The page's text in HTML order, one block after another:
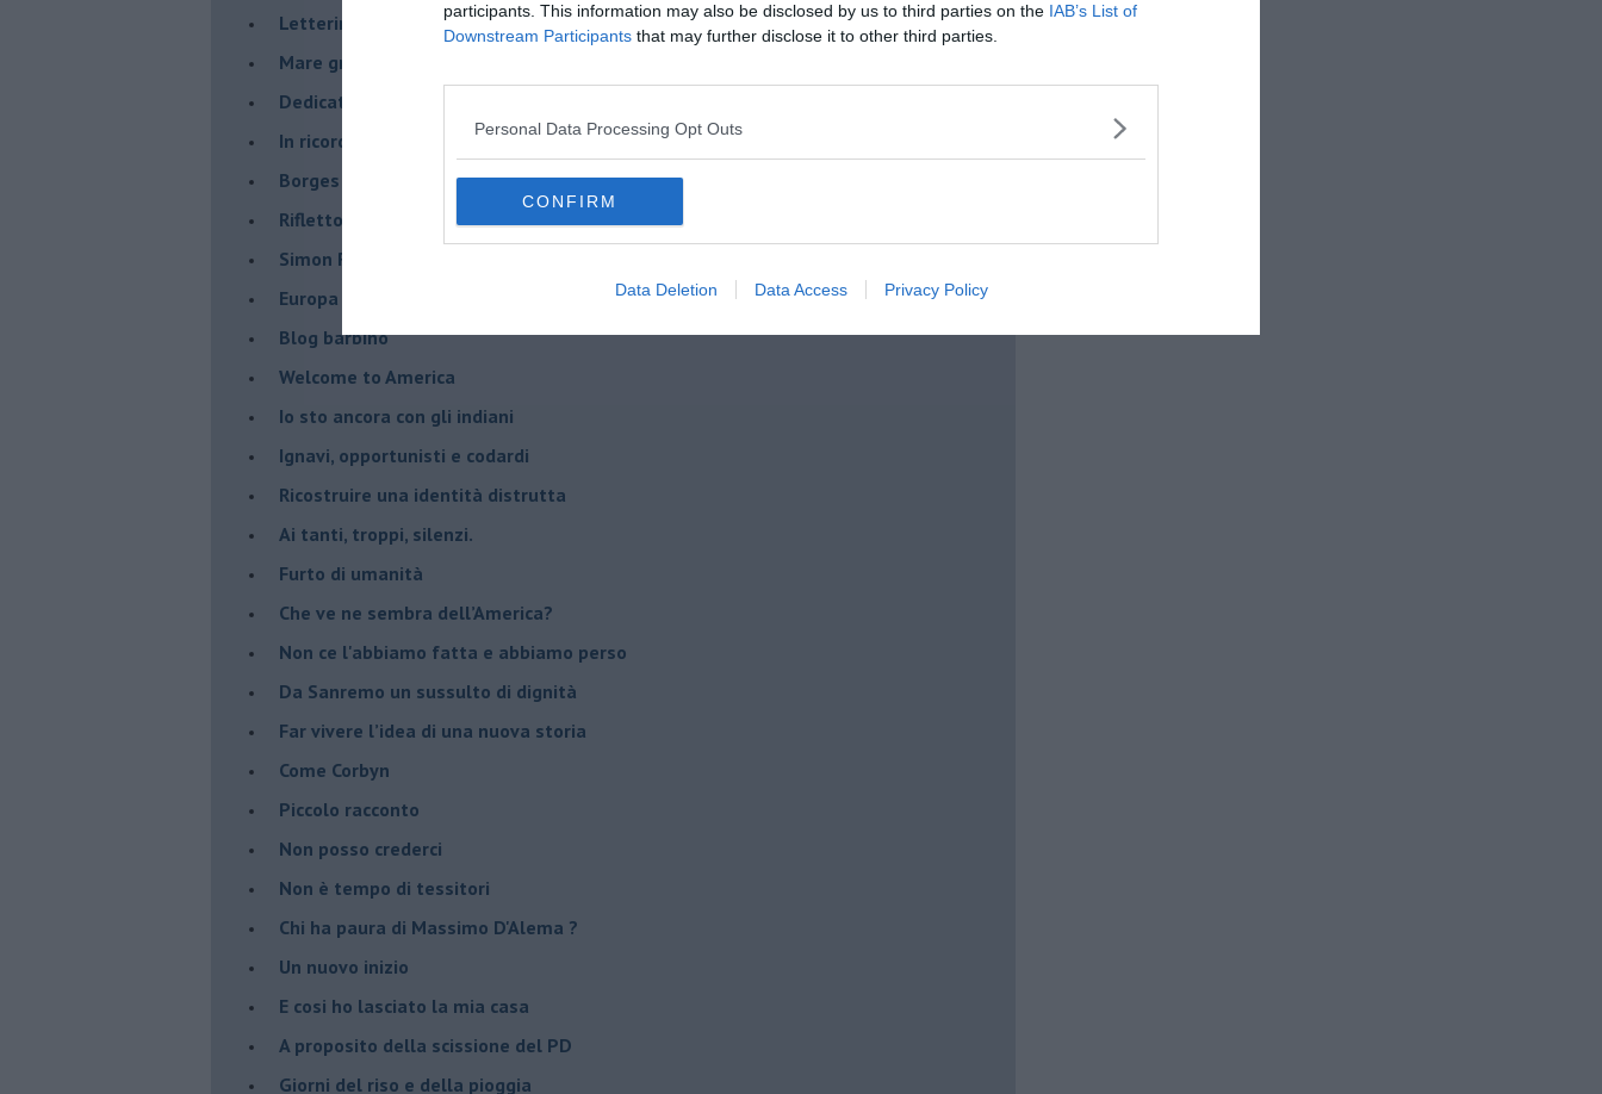
participants. This information may also be disclosed by us to third parties on the IAB’s List of
Downstream Participants that may further disclose it to other third parties.
Personal Data Processing Opt Outs
CONFIRM
Data Deletion Data Access Privacy Policy
Letterina di Natale
Mare greco
​Dedicato a George Floyd
​In ricordo di un compagno.
Borges aveva capito
Riflettono fiori rossi
Simon Radowitzky
Europa vicina e lontana dal mio cuore
Blog barbino
Welcome to America
​Io sto ancora con gli indiani
​Ignavi, opportunisti e codardi
Ricostruire una identità distrutta
Ai tanti, troppi, silenzi.
​Furto di umanità
​Che ve ne sembra dell’America?
Non ce l'abbiamo fatta e abbiamo perso
​Da Sanremo un sussulto di dignità
Far vivere l’idea di una nuova storia
Come Corbyn
Piccolo racconto
Non posso crederci
Non è tempo di tessitori
Chi ha paura di Massimo D'Alema ?
Un nuovo inizio
​E cosi ho lasciato la mia casa
A proposito della scissione del PD
​Giorni del riso e della pioggia